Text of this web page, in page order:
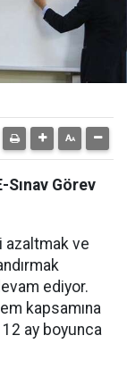
Görev
azaltmak ve
ediyor.
kapsamına
12 ay boyunca